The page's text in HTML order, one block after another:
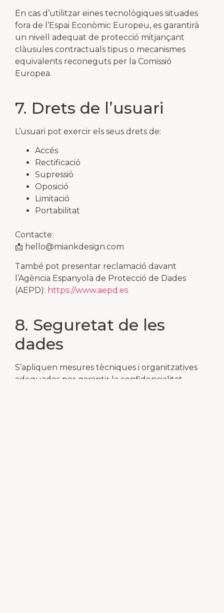
En cas d’utilitzar eines tecnològiques situades
fora de l’Espai Econòmic Europeu, es garantirà
un nivell adequat de protecció mitjançant
clàusules contractuals tipus o mecanismes
equivalents reconeguts per la Comissió
Europea.
7. Drets de l’usuari
L’usuari pot exercir els seus drets de:
Accés
Rectificació
Supressió
Oposició
Limitació
Portabilitat
Contacte:
📩 hello@miankdesign.com
També pot presentar reclamació davant
l’Agència Espanyola de Protecció de Dades
(AEPD): https://www.aepd.es
8. Seguretat de les
dades
S’apliquen mesures tècniques i organitzatives
adequades per garantir la confidencialitat,